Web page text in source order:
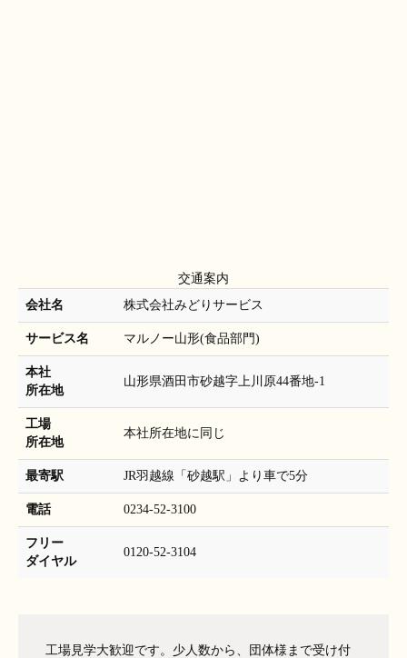
交通案内
会社名
株式会社みどりサービス
サービス名 マルノー山形(食品部門)
本社
所在地
山形県酒田市砂越字上川原44番地-1
工場
所在地
本社所在地に同じ
最寄駅 JR羽越線「砂越駅」より車で5分
電話 0234-52-3100
フリー
ダイヤル
0120-52-3104
工場見学大歓迎です。少人数から、団体様まで受け付